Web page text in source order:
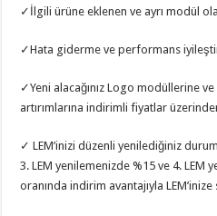
✓İlgili ürüne eklenen ve ayrı modül
✓Hata giderme ve performans
✓Yeni alacağınız Logo modüllerine ve
artırımlarına indirimli fiyatlar
✓ LEM’inizi düzenli yenilediğiniz
3. LEM yenilemenizde %15 ve 4. LEM
oranında indirim avantajıyla